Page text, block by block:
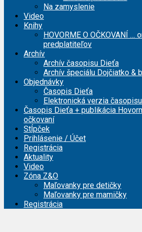
Na zamyslenie
Video
Knihy
HOVORME O OČKOVANÍ …
predplatiteľov
Archív
Archív časopisu Dieťa
Archív špeciálu Dojčiatko &
Objednávky
Časopis Dieťa
Elektronická verzia
Časopis Dieťa + publikácia
očkovaní
Stĺpček
Prihlásenie / Účet
Registrácia
Aktuality
Video
Zóna Z&O
Maľovanky pre detičky
Maľovanky pre mamičky
Registrácia